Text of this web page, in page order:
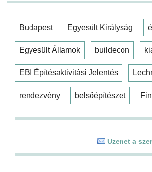
Budapest Egyesült Királyság
Egyesült Államok buildecon
EBI Építésaktivitási Jelentés
rendezvény belsőépítészet
Üzenet a